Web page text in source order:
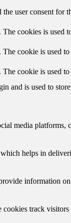
user consent for
cookies is used
cookie is used
cookie is used
and is used to
media platforms,
helps in
information
track